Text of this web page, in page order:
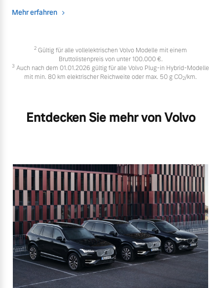
Mehr erfahren
2 Gültig für alle vollelektrischen Volvo Modelle mit einem
Bruttolistenpreis von unter 100.000 €.
3 Auch nach dem 01.01.2026 gültig für alle Volvo Plug-in Hybrid-Modelle
mit min. 80 km elektrischer Reichweite oder max. 50 g CO2/km.
Entdecken Sie mehr von Volvo